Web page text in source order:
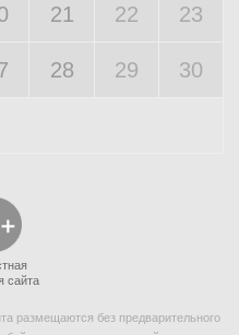
21 22 23
28 29 30
сайта
размещаются без предварительного